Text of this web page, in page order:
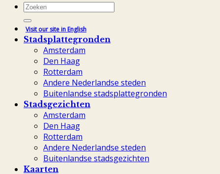
Zoeken
naar:
Visit our site in English
Stadsplattegronden
Amsterdam
Den Haag
Rotterdam
Andere Nederlandse steden
Buitenlandse stadsplattegronden
Stadsgezichten
Amsterdam
Den Haag
Rotterdam
Andere Nederlandse steden
Buitenlandse stadsgezichten
Kaarten